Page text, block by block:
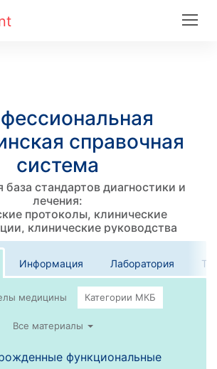
справочная
система
база стандартов диагностики и
лечения:
протоколы, клинические
клинические руководства
Информация Лаборатория
Все материалы
функциональные